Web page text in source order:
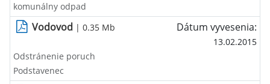
komunálny odpad
Vodovod | 0.35 Mb Dátum vyvesenia:
13.02.2015
Odstránenie poruch
Podstavenec